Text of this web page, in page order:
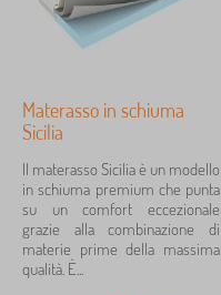
Materasso in schiuma
Sicilia
Il materasso Sicilia è un modello
in schiuma premium che punta
su un comfort eccezionale
grazie alla combinazione di
materie prime della massima
qualità. È...